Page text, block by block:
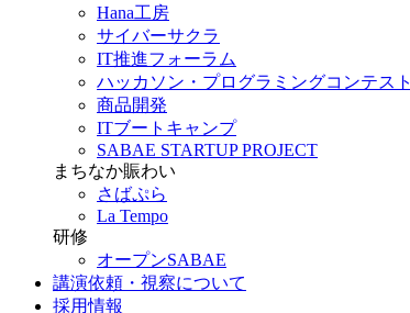
Hana工房
サイバーサクラ
IT推進フォーラム
ハッカソン・プログラミングコンテスト
商品開発
ITブートキャンプ
SABAE STARTUP PROJECT
まちなか賑わい
さばぷら
La Tempo
研修
オープンSABAE
講演依頼・視察について
採用情報